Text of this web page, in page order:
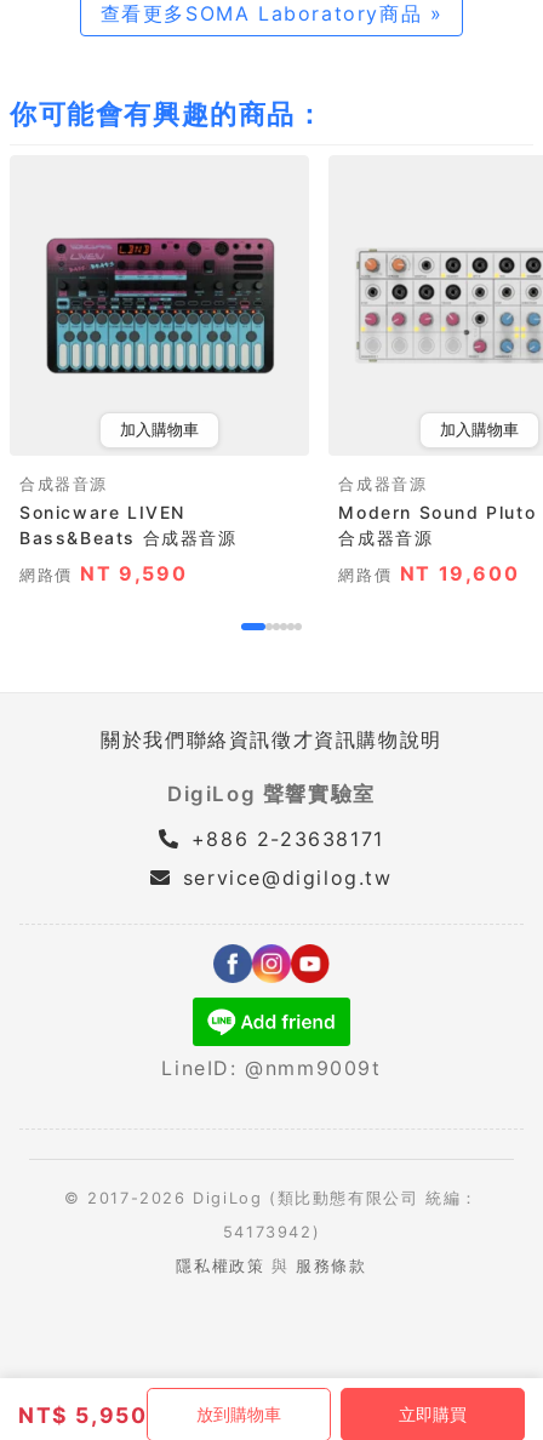
NT$ 5,950 放到購物車 立即購買
查看更多SOMA Laboratory商品 »
你可能會有興趣的商品：
加入購物車
合成器音源
Sonicware LIVEN
Bass&Beats 合成器音源
網路價 NT 9,590
加入購物車
合成器音源
Modern Sound Pluto
合成器音源
網路價 NT 19,600
關於我們聯絡資訊徵才資訊購物說明
DigiLog 聲響實驗室
+886 2-23638171
service@digilog.tw
LineID: @nmm9009t
© 2017-2026 DigiLog (類比動態有限公司 統編：
54173942)
隱私權政策 與 服務條款